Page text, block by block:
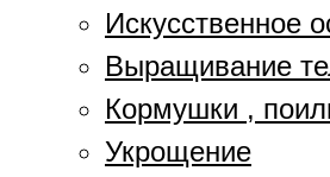
Искусственное
Выращивание
Кормушки ,
Укрощение